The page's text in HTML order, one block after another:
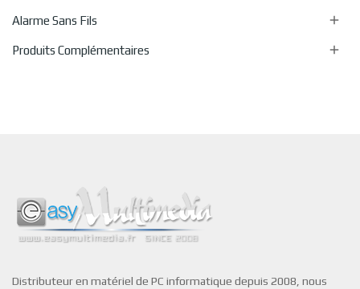
Alarme Sans Fils 
Produits Complémentaires 
Distributeur en matériel de PC informatique depuis 2008, nous